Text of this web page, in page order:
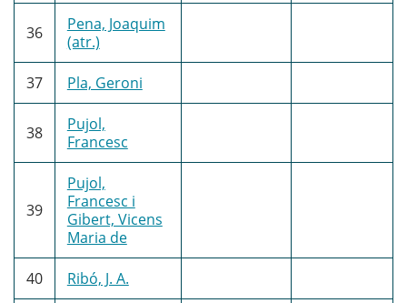
36
Pena, Joaquim
(atr.)
37 Pla, Geroni
38
Pujol,
Francesc
39
Pujol,
Francesc i
Gibert, Vicens
Maria de
40 Ribó, J. A.